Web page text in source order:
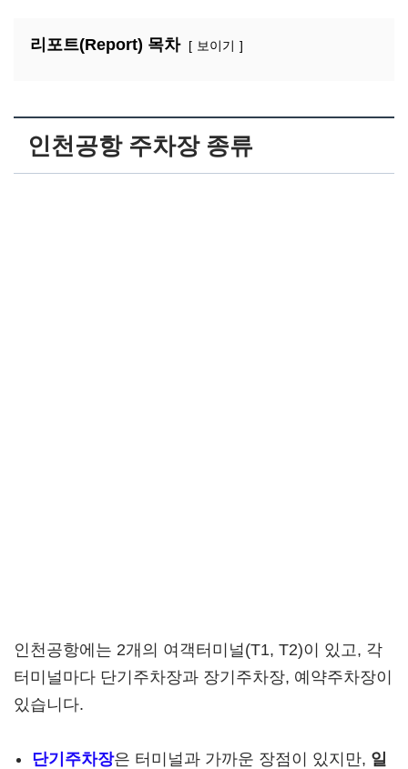
리포트(Report) 목차 보이기
인천공항 주차장 종류
인천공항에는 2개의 여객터미널(T1, T2)이 있고, 각
터미널마다 단기주차장과 장기주차장, 예약주차장이
있습니다.
단기주차장은 터미널과 가까운 장점이 있지만, 일